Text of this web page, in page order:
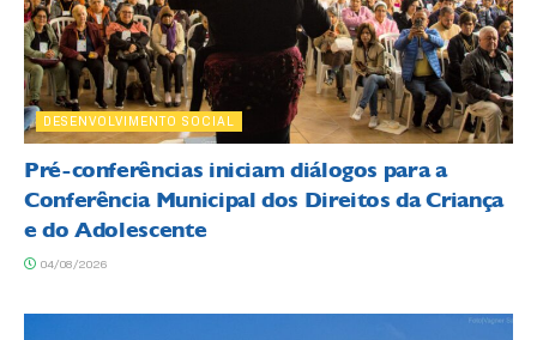
DESENVOLVIMENTO SOCIAL
Pré-conferências iniciam diálogos para a
Conferência Municipal dos Direitos da Criança
e do Adolescente
04/08/2026